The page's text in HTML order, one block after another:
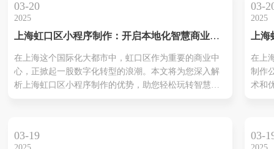
松抓
成功
03-20
2025
上海虹口区小程序制作：开启本地化智慧商业新
在上海这个国际化大都市中，虹口区作为重要的商业中
心，正掀起一股数字化转型的浪潮。本文将为您深入解
析上海虹口区小程序制作的优势，助您轻松玩转智慧商
03-
2025
上海
的结
在上
制作
术和
区小
03-19 03-